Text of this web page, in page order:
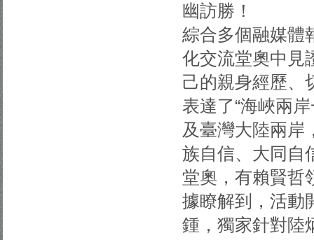
幽訪勝！
綜合多個融媒體
化交流堂奧中見
己的親身經歷、
表達了“海峽兩
及臺灣大陸兩岸
族自信、大同自
堂奧，有賴賢哲
據瞭解到，活動
鍾，獨家針對陸